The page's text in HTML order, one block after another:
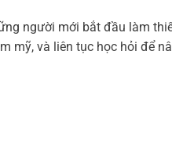
người mới bắt đầu làm
mỹ, và liên tục học hỏi để